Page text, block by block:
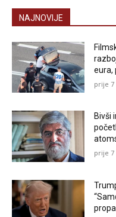
NAJNOVIJE
eura,
prije 7
Bivši
prije 7